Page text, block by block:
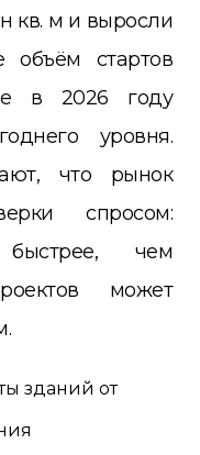
кв. м и выросли
стартов
в 2026 году
уровня.
что рынок
спросом:
чем
может
зданий от